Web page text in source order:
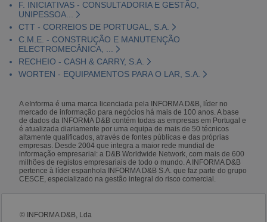
F. INICIATIVAS - CONSULTADORIA E GESTÃO,
UNIPESSOA...
CTT - CORREIOS DE PORTUGAL, S.A.
C.M.E. - CONSTRUÇÃO E MANUTENÇÃO
ELECTROMECÂNICA, ...
RECHEIO - CASH & CARRY, S.A.
WORTEN - EQUIPAMENTOS PARA O LAR, S.A.
A eInforma é uma marca licenciada pela INFORMA D&B, líder no
mercado de informação para negócios há mais de 100 anos. A base
de dados da INFORMA D&B contém todas as empresas em Portugal e
é atualizada diariamente por uma equipa de mais de 50 técnicos
altamente qualificados, através de fontes públicas e das próprias
empresas. Desde 2004 que integra a maior rede mundial de
informação empresarial: a D&B Worldwide Network, com mais de 600
milhões de registos empresariais de todo o mundo. A INFORMA D&B
pertence à líder espanhola INFORMA D&B S.A. que faz parte do grupo
CESCE, especializado na gestão integral do risco comercial.
© INFORMA D&B, Lda